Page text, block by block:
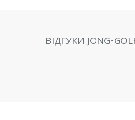
ВІДГУКИ